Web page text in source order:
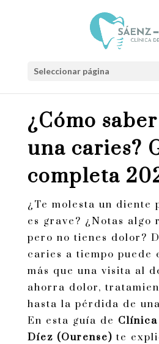
Seleccionar página
¿Cómo
una caries?
completa
¿Te molesta un diente
es grave? ¿Notas algo
pero no tienes dolor?
caries a tiempo puede
más que una visita al
ahorra dolor,
hasta la pérdida de
En esta guía de
Díez (Ourense) te